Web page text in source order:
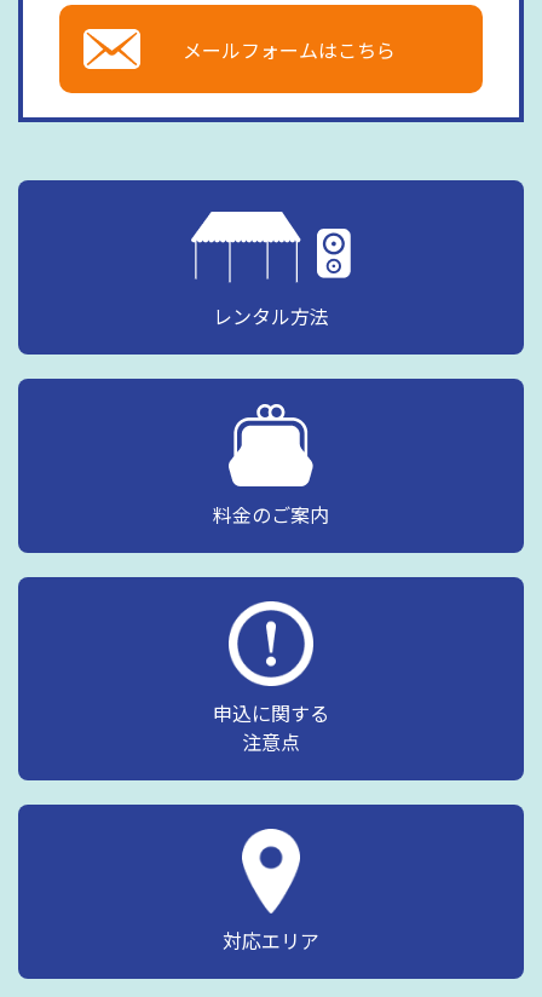
メールフォームはこちら
レンタル方法
料金のご案内
申込に関する
注意点
対応エリア